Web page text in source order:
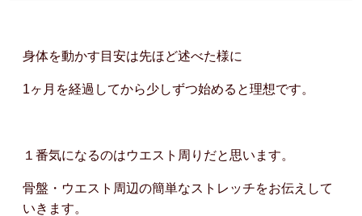
身体を動かす目安は先ほど述べた様に
1ヶ月を経過してから少しずつ始めると理想です。
１番気になるのはウエスト周りだと思います。
骨盤・ウエスト周辺の簡単なストレッチをお伝えして
いきます。